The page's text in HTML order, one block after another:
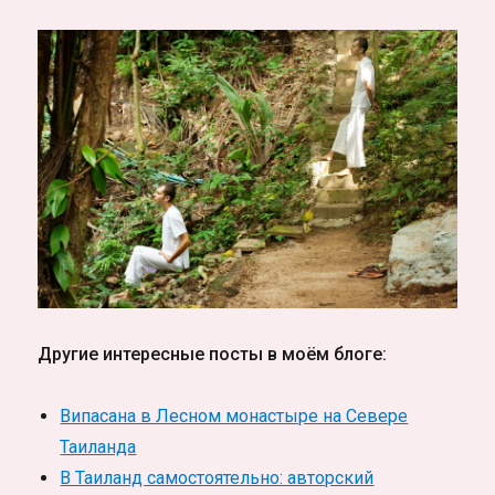
Другие интересные посты в моём блоге:
Випасана в Лесном монастыре на Севере
Таиланда
В Таиланд самостоятельно: авторский